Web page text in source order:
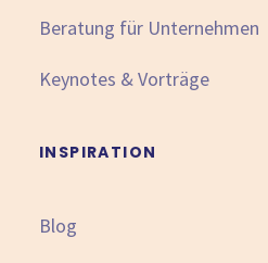
Beratung für Unternehmen
Keynotes & Vorträge
INSPIRATION
Blog